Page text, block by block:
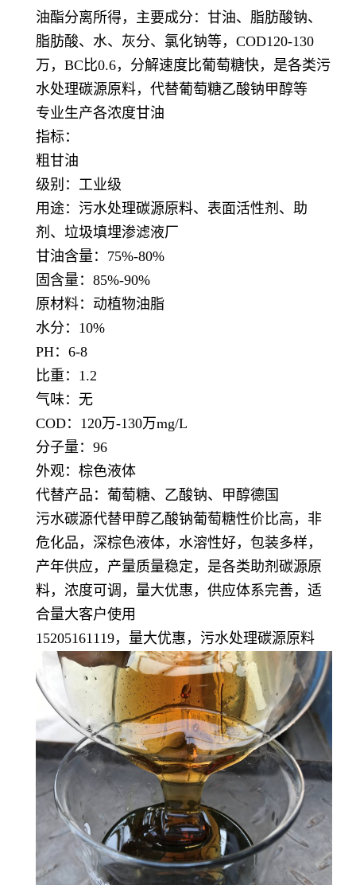
油酯分离所得，主要成分：甘油、脂肪酸钠、
脂肪酸、水、灰分、氯化钠等，COD120-130
万，BC比0.6，分解速度比葡萄糖快，是各类污
水处理碳源原料，代替葡萄糖乙酸钠甲醇等
专业生产各浓度甘油
指标：
粗甘油
级别：工业级
用途：污水处理碳源原料、表面活性剂、助
剂、垃圾填埋渗滤液厂
甘油含量：75%-80%
固含量：85%-90%
原材料：动植物油脂
水分：10%
PH：6-8
比重：1.2
气味：无
COD：120万-130万mg/L
分子量：96
外观：棕色液体
代替产品：葡萄糖、乙酸钠、甲醇德国
污水碳源代替甲醇乙酸钠葡萄糖性价比高，非
危化品，深棕色液体，水溶性好，包装多样，
产年供应，产量质量稳定， 是各类助剂碳源原
料，浓度可调，量大优惠，供应体系完善，适
合量大客户使用
15205161119，量大优惠，污水处理碳源原料